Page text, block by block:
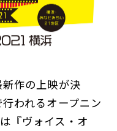
作の上映が決
われるオープニン
『ヴォイス・オ